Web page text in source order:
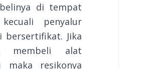
di tempat
penyalur
bersertifikat. Jika
membeli alat
maka resikonya